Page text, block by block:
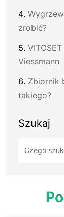
zrobić?
Viessmann
Zbiornik
takiego?
Szukaj